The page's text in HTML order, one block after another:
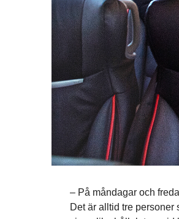
– På måndagar och
Det är alltid tre personer